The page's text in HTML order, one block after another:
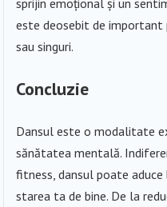
sprijin emoțional și un
este deosebit de important
sau singuri.
Concluzie
Dansul este o modalitate
sănătatea mentală.
fitness, dansul poate
starea ta de bine. De la